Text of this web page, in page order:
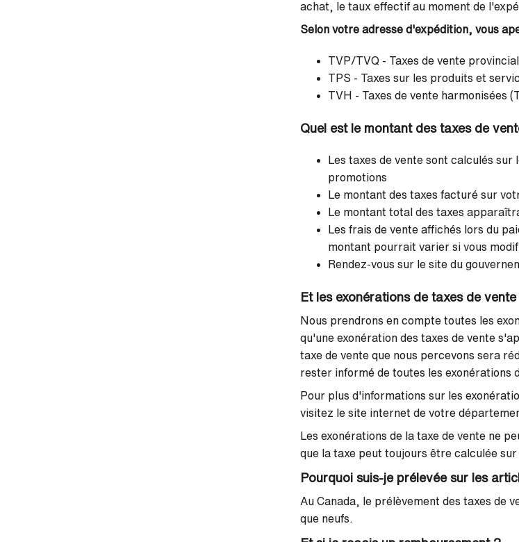
achat, le taux effectif au moment de
Selon votre adresse d'expédition, vous
TVP/TVQ - Taxes de vente
TPS - Taxes sur les produits et
TVH - Taxes de vente harmonisées
Quel est le montant des taxes de
Les taxes de vente sont calculés
promotions
Le montant des taxes facturé sur
Le montant total des taxes
Les frais de vente affichés lors du
montant pourrait varier si vous
Rendez-vous sur le site du
Et les exonérations de taxes de vente
Nous prendrons en compte toutes les
qu'une exonération des taxes de vente
taxe de vente que nous percevons sera
rester informé de toutes les exonérations
Pour plus d'informations sur les
visitez le site internet de votre
Les exonérations de la taxe de vente ne
que la taxe peut toujours être calculée sur
Pourquoi suis-je prélevée sur les
Au Canada, le prélèvement des taxes de
que neufs.